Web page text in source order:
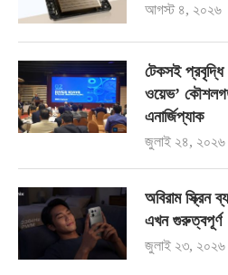
আগস্ট ৪, ২০২৬
টেকসই প্রবৃদ্ধি
ওয়েভ’
এনার্জিপ্যাক
জুলাই ২৪, ২০২৬
অবিরাম স্ক্রিন
এখন গুরুত্বপূর্ণ
জুলাই ২৩, ২০২৬